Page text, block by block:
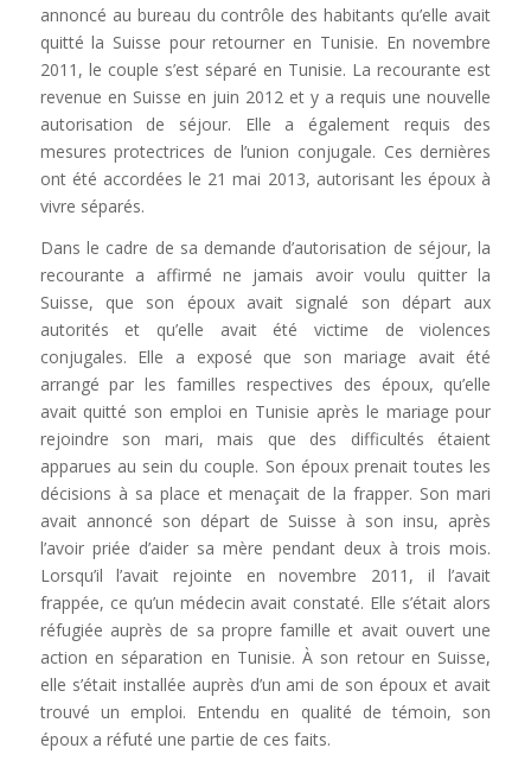
annoncé au bureau du contrôle des habitants qu’elle avait
quitté la Suisse pour retourner en Tunisie. En novembre
2011, le couple s’est séparé en Tunisie. La recourante est
revenue en Suisse en juin 2012 et y a requis une nouvelle
autorisation de séjour. Elle a également requis des
mesures protectrices de l’union conjugale. Ces dernières
ont été accordées le 21 mai 2013, autorisant les époux à
vivre séparés.
Dans le cadre de sa demande d’autorisation de séjour, la
recourante a affirmé ne jamais avoir voulu quitter la
Suisse, que son époux avait signalé son départ aux
autorités et qu’elle avait été victime de violences
conjugales. Elle a exposé que son mariage avait été
arrangé par les familles respectives des époux, qu’elle
avait quitté son emploi en Tunisie après le mariage pour
rejoindre son mari, mais que des difficultés étaient
apparues au sein du couple. Son époux prenait toutes les
décisions à sa place et menaçait de la frapper. Son mari
avait annoncé son départ de Suisse à son insu, après
l’avoir priée d’aider sa mère pendant deux à trois mois.
Lorsqu’il l’avait rejointe en novembre 2011, il l’avait
frappée, ce qu’un médecin avait constaté. Elle s’était alors
réfugiée auprès de sa propre famille et avait ouvert une
action en séparation en Tunisie. À son retour en Suisse,
elle s’était installée auprès d’un ami de son époux et avait
trouvé un emploi. Entendu en qualité de témoin, son
époux a réfuté une partie de ces faits.